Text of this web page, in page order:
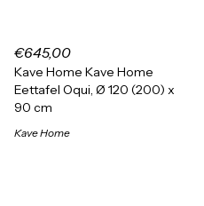
€645,00
Kave Home Kave Home
Eettafel Oqui, Ø 120 (200) x
90 cm
Kave Home